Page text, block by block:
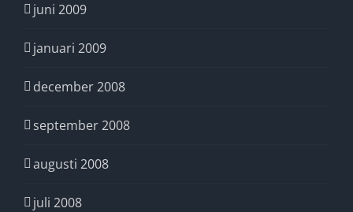
juni 2009
januari 2009
december 2008
september 2008
augusti 2008
juli 2008